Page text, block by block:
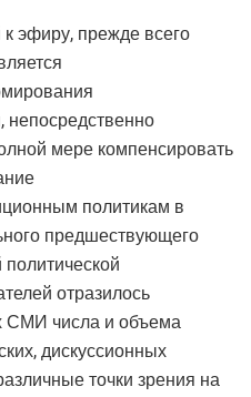
эфиру, прежде всего
мере компенсировать
политикам в
предшествующего
отразилось
СМИ числа и объема
дискуссионных
точки зрения на